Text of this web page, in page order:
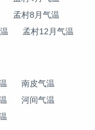
孟村8月气温
孟村12月气温
南皮气温
河间气温